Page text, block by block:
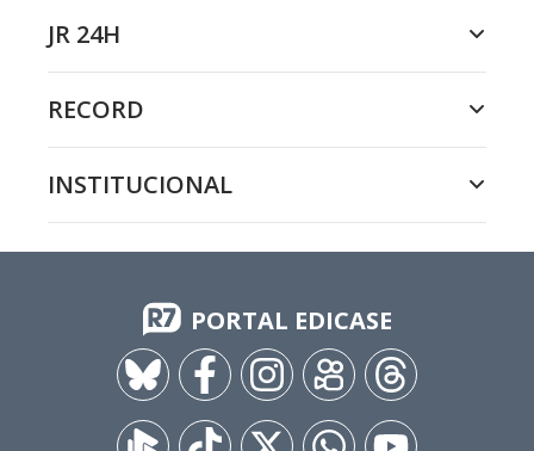
JR 24H
RECORD
INSTITUCIONAL
PORTAL EDICASE